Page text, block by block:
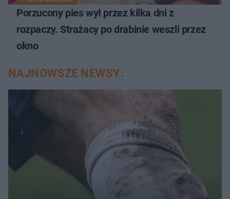
Porzucony pies wył przez kilka dni z
rozpaczy. Strażacy po drabinie weszli przez
okno
NAJNOWSZE NEWSY: